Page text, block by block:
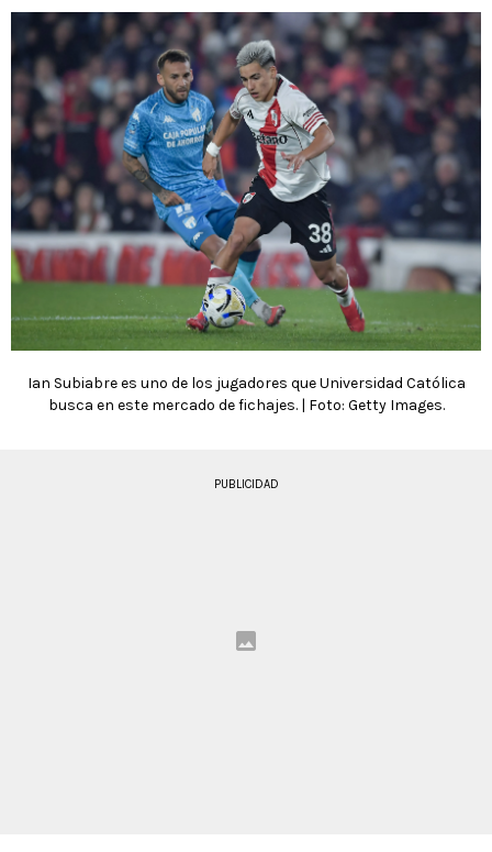
Ian Subiabre es uno de los jugadores que Universidad Católica
busca en este mercado de fichajes. | Foto: Getty Images.
PUBLICIDAD